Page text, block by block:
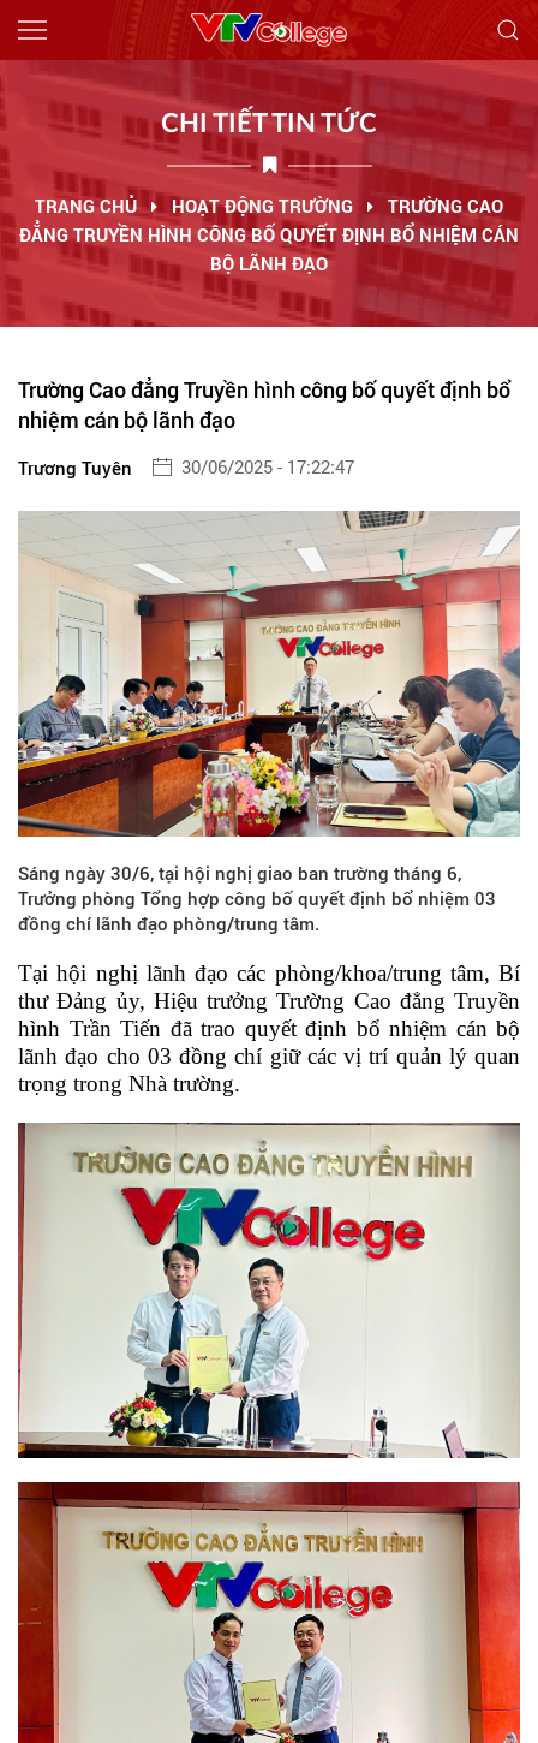
Giới thiệu
Tuyển sinh
70 NĂM VTVCOLLEGE
Ngành học
Công khai
Liên hệ
CHI TIẾT TIN TỨC
TRANG CHỦ HOẠT ĐỘNG TRƯỜNG
TRƯỜNG CAO
ĐẲNG TRUYỀN HÌNH CÔNG BỐ QUYẾT ĐỊNH BỔ NHIỆM CÁN
BỘ LÃNH ĐẠO
Trường Cao đẳng Truyền hình công bố quyết định bổ
nhiệm cán bộ lãnh đạo
Trương Tuyên 30/06/2025 - 17:22:47
Sáng ngày 30/6, tại hội nghị giao ban trường tháng 6,
Trưởng phòng Tổng hợp công bố quyết định bổ nhiệm 03
đồng chí lãnh đạo phòng/trung tâm.
Tại hội nghị lãnh đạo các phòng/khoa/trung tâm, Bí
thư Đảng ủy, Hiệu trưởng Trường Cao đẳng Truyền
hình Trần Tiến đã trao quyết định bổ nhiệm cán bộ
lãnh đạo cho 03 đồng chí giữ các vị trí quản lý quan
trọng trong Nhà trường.